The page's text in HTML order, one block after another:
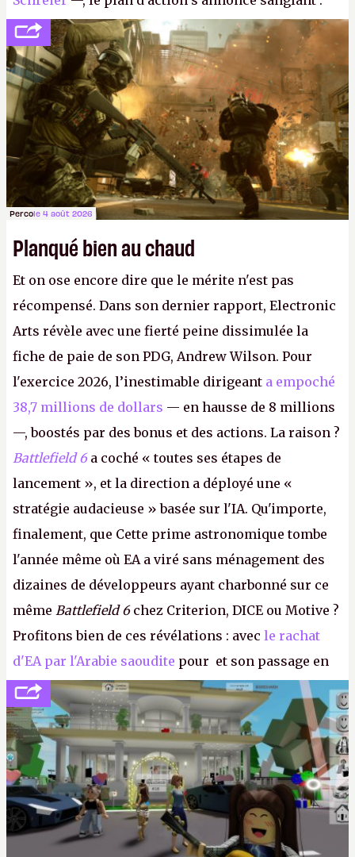
réductions de coûts drastiques, fermetures de
studios et licenciements massifs. En gros, essorer
FCetBattlefield, puis virer le reste.P.
Percole 4 août 2026
Planqué bien au chaud
Et on ose encore dire que le mérite n'est pas
récompensé. Dans son dernier rapport, Electronic
Arts révèle avec une fierté peine dissimulée la
fiche de paie de son PDG, Andrew Wilson. Pour
l'exercice 2026, l’inestimable dirigeant a empoché
38,7 millions de dollars — en hausse de 8 millions
—, boostés par des bonus et des actions. La raison ?
Battlefield 6 a coché « toutes ses étapes de
lancement », et la direction a déployé une «
stratégie audacieuse » basée sur l'IA. Qu'importe,
finalement, que Cette prime astronomique tombe
l'année même où EA a viré sans ménagement des
dizaines de développeurs ayant charbonné sur ce
même Battlefield 6chez Criterion, DICE ou Motive ?
Profitons bien de ces révélations : avec le rachat
d'EA par l'Arabie saoudite pour et son passage en
société privée, l'éditeur n'aura bientôt plus
l'obligation de publier ses bilans. Encore une
victoire pour la transparence.P.